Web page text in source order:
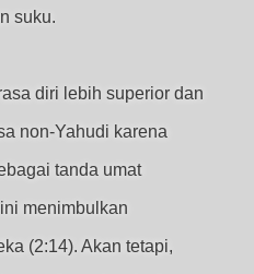
suku.
diri lebih superior dan
non-Yahudi karena
tanda umat
menimbulkan
(2:14). Akan tetapi,